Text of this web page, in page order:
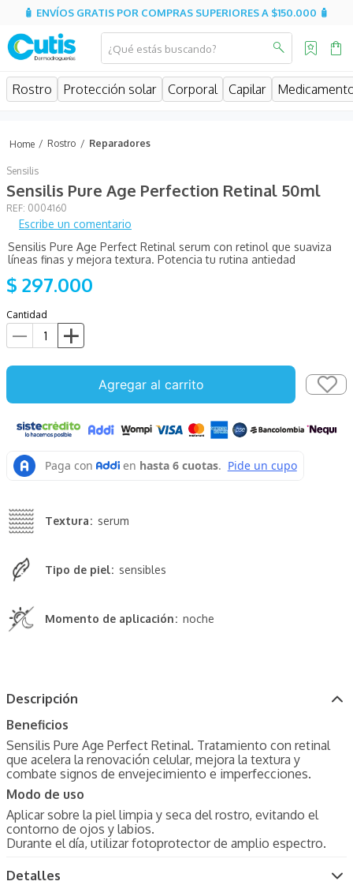
🧴 ENVÍOS GRATIS POR COMPRAS SUPERIORES A $150.000 🧴
¿Qué estás buscando?
Rostro Protección solar Corporal Capilar
Rostro Reparadores
Sensilis
Sensilis Pure Age Perfection Retinal 50ml
: 0004160
Escribe un comentario
Sensilis Pure Age Perfect Retinal serum con retinol que suaviza
líneas finas y mejora textura. Potencia tu rutina antiedad
$ 297.000
Cantidad
Agregar al carrito
Tipo de piel sensibles
Textura serum
Momento de aplicación noche
Descripción
Beneficios
Sensilis Pure Age Perfect Retinal. Tratamiento con retinal
que acelera la renovación celular, mejora la textura y
combate signos de envejecimiento e imperfecciones.
Modo de uso
Aplicar sobre la piel limpia y seca del rostro, evitando el
contorno de ojos y labios.
Durante el día, utilizar fotoprotector de amplio espectro.
Detalles
MÁS BUSCADOS
posay